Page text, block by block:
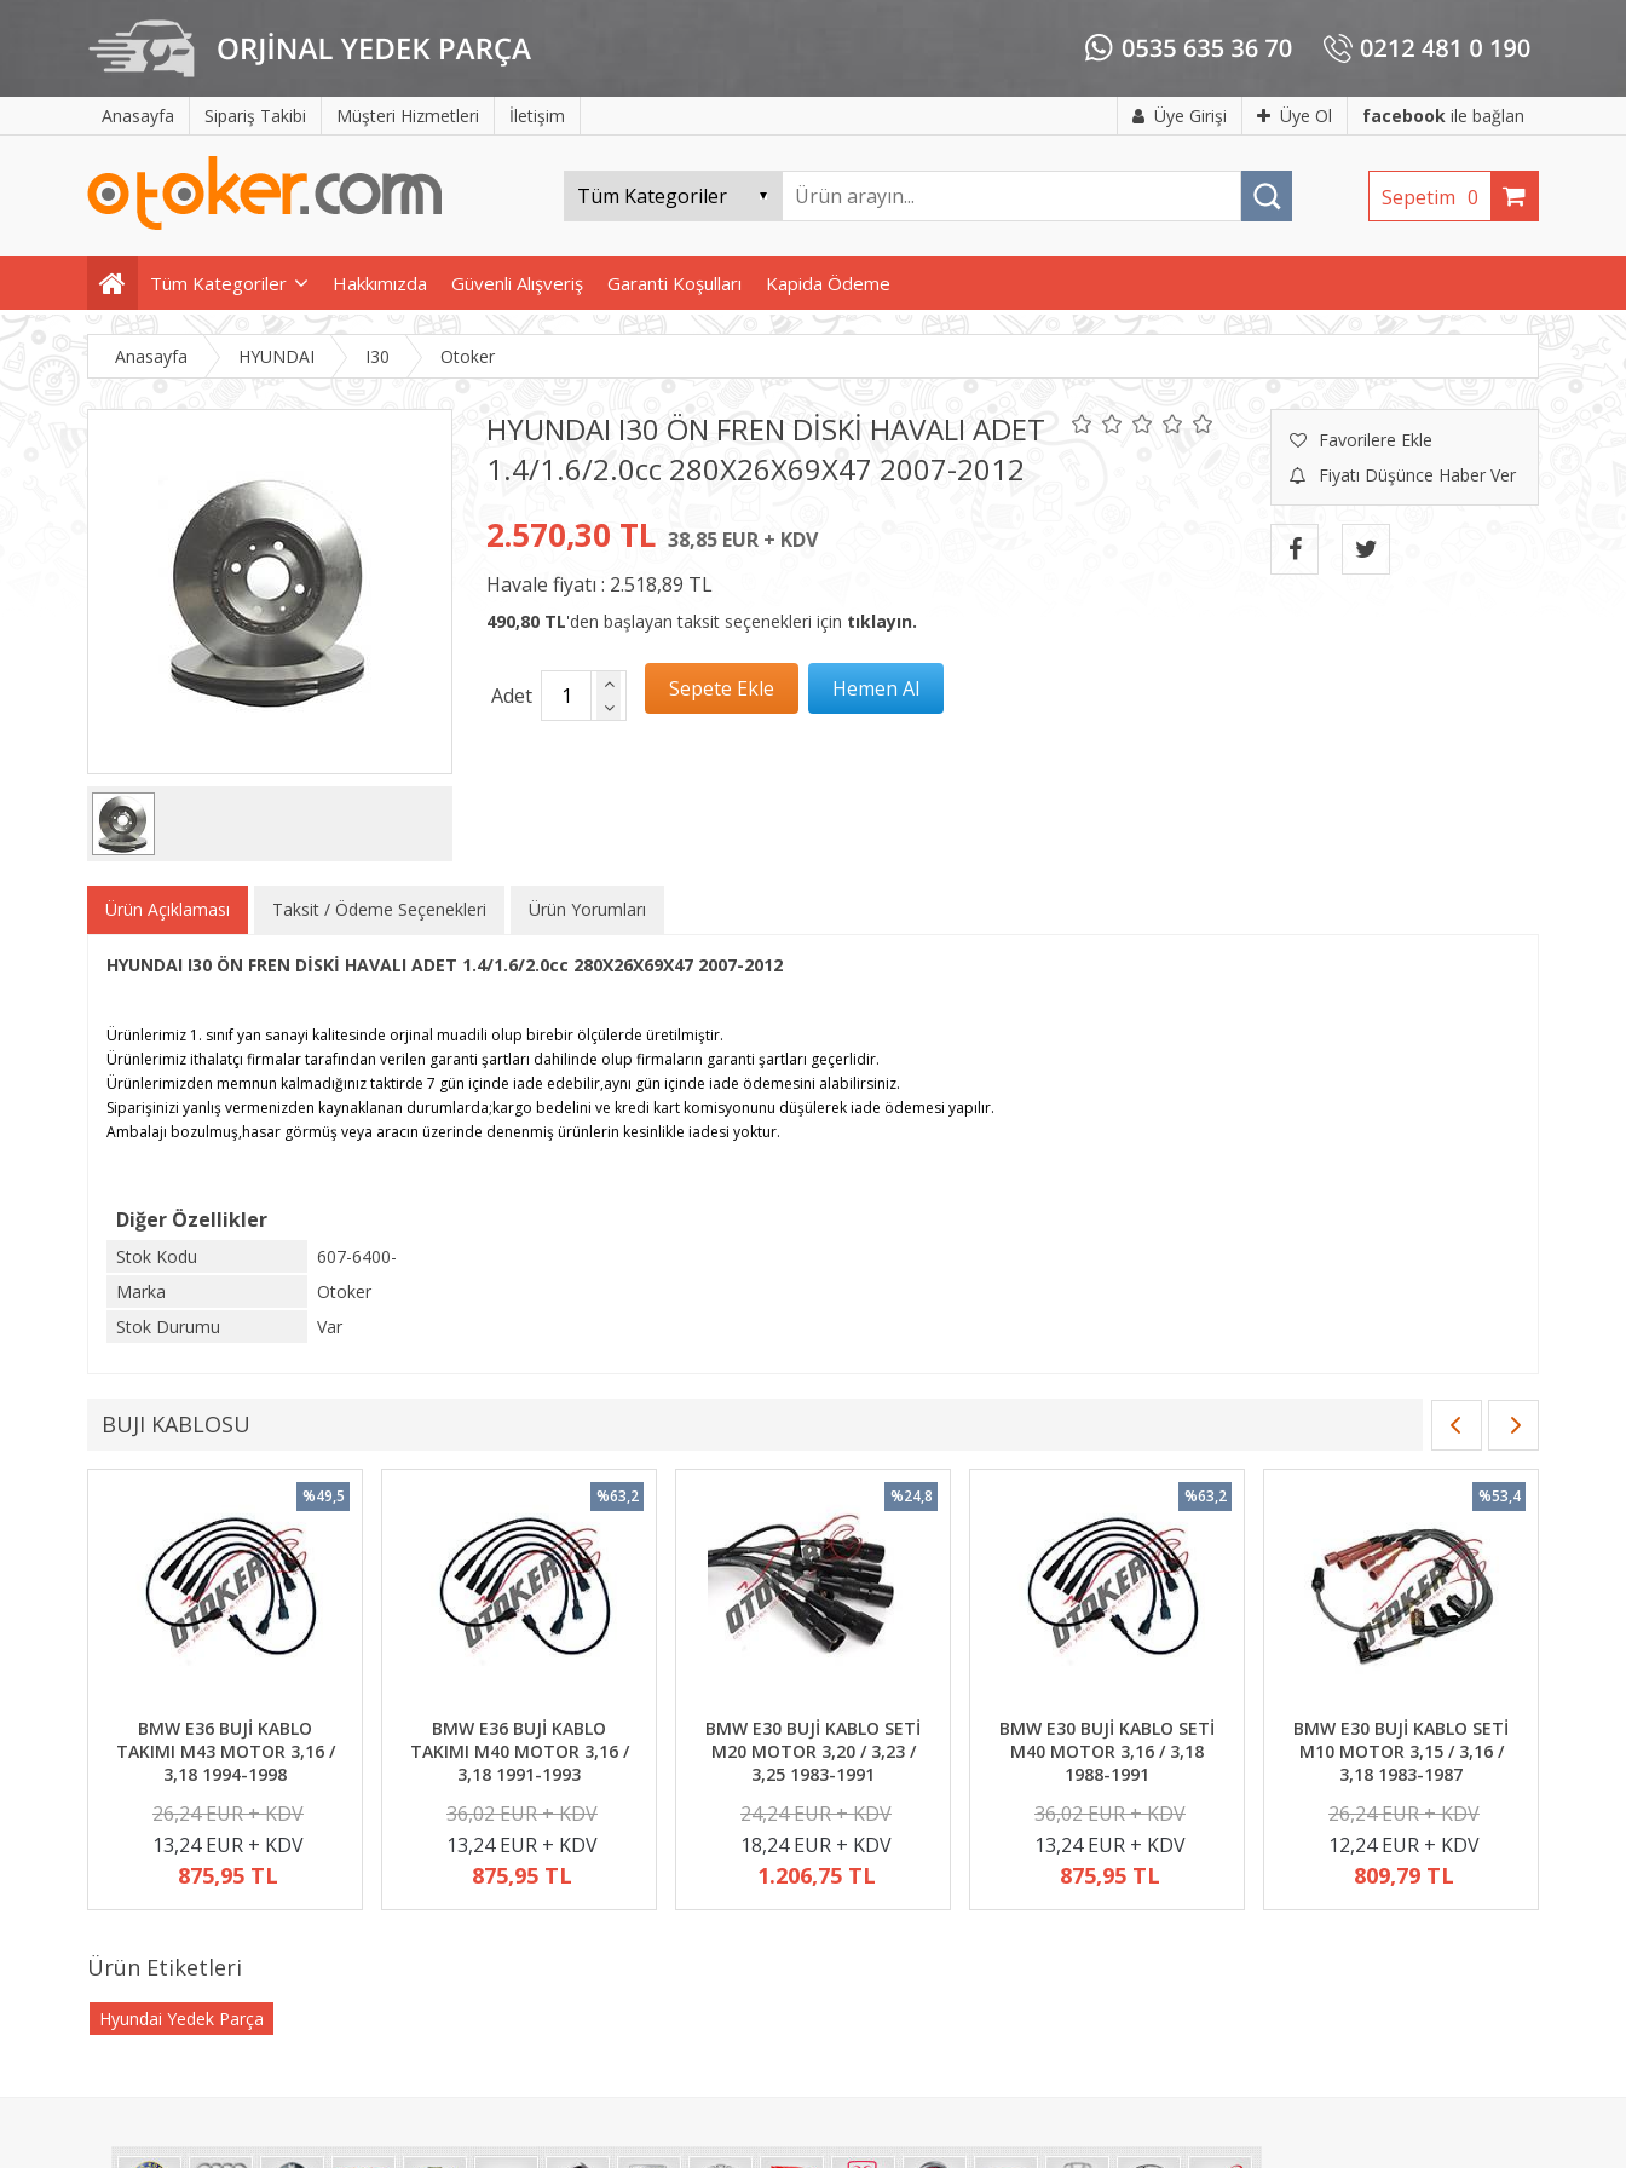
Anasayfa Sipariş Takibi Müşteri Hizmetleri İletişim Üye Girişi Üye Ol facebook ile bağlan
Sepetim 0
Tüm Kategoriler Hakkımızda Güvenli Alışveriş Garanti Koşulları Kapida Ödeme
Anasayfa HYUNDAI I30 Otoker
HYUNDAI I30 ÖN FREN DİSKİ HAVALI ADET
1.4/1.6/2.0cc 280X26X69X47 2007-2012
Favorilere Ekle
Fiyatı Düşünce Haber Ver
2.570,30 TL 38,85 EUR + KDV
Havale fiyatı : 2.518,89 TL
490,80 TL'den başlayan taksit seçenekleri için tıklayın.
Adet
Ürün Açıklaması Taksit / Ödeme Seçenekleri Ürün Yorumları
HYUNDAI I30 ÖN FREN DİSKİ HAVALI ADET 1.4/1.6/2.0cc 280X26X69X47 2007-2012
Ürünlerimiz 1. sınıf yan sanayi kalitesinde orjinal muadili olup birebir ölçülerde üretilmiştir.
Ürünlerimiz ithalatçı firmalar tarafından verilen garanti şartları dahilinde olup firmaların garanti şartları geçerlidir.
Ürünlerimizden memnun kalmadığınız taktirde 7 gün içinde iade edebilir,aynı gün içinde iade ödemesini alabilirsiniz.
Siparişinizi yanlış vermenizden kaynaklanan durumlarda;kargo bedelini ve kredi kart komisyonunu düşülerek iade ödemesi yapılır.
Ambalajı bozulmuş,hasar görmüş veya aracın üzerinde denenmiş ürünlerin kesinlikle iadesi yoktur.
Diğer Özellikler
Stok Kodu
607-6400-
Marka
Otoker
Stok Durumu
Var
BUJI KABLOSU
BMW E36 BUJİ KABLO
TAKIMI M43 MOTOR 3,16 /
3,18 1994-1998
26,24 EUR + KDV
13,24 EUR + KDV
875,95 TL
%49,5
BMW E36 BUJİ KABLO
TAKIMI M40 MOTOR 3,16 /
3,18 1991-1993
36,02 EUR + KDV
13,24 EUR + KDV
875,95 TL
%63,2
BMW E30 BUJİ KABLO SETİ
M20 MOTOR 3,20 / 3,23 /
3,25 1983-1991
24,24 EUR + KDV
18,24 EUR + KDV
1.206,75 TL
%24,8
BMW E30 BUJİ KABLO SETİ
M40 MOTOR 3,16 / 3,18
1988-1991
36,02 EUR + KDV
13,24 EUR + KDV
875,95 TL
%63,2
BMW E30 BUJİ KABLO SETİ
M10 MOTOR 3,15 / 3,16 /
3,18 1983-1987
26,24 EUR + KDV
12,24 EUR + KDV
809,79 TL
%53,4
Ürün Etiketleri
Hyundai Yedek Parça